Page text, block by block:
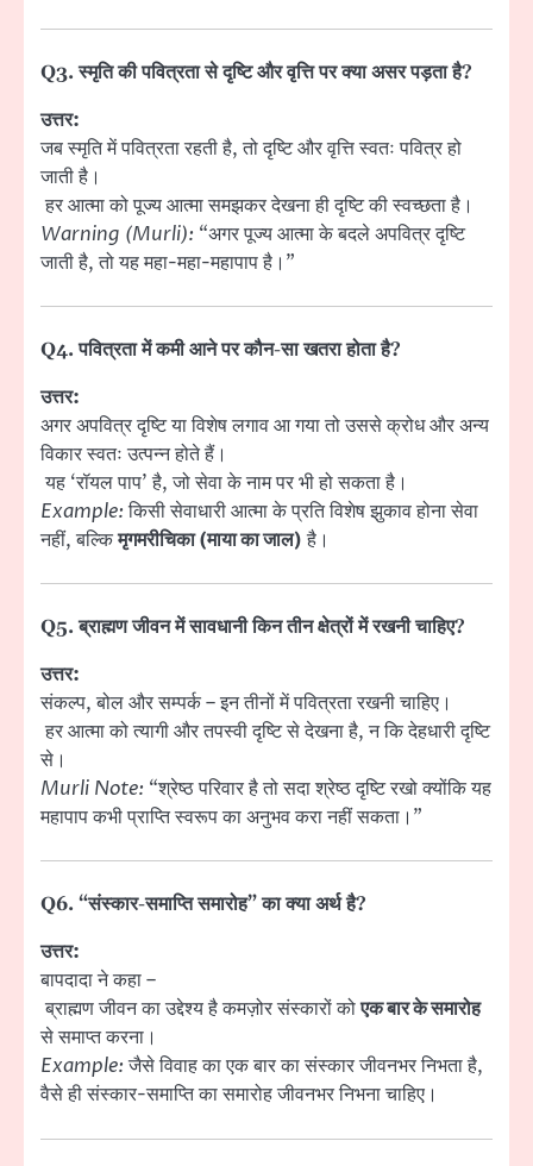
Q3. स्मृति की पवित्रता से दृष्टि और वृत्ति पर क्या असर पड़ता है?
उत्तर:
जब स्मृति में पवित्रता रहती है, तो दृष्टि और वृत्ति स्वतः पवित्र हो
जाती है।
हर आत्मा को पूज्य आत्मा समझकर देखना ही दृष्टि की स्वच्छता है।
Warning (Murli): “अगर पूज्य आत्मा के बदले अपवित्र दृष्टि
जाती है, तो यह महा-महा-महापाप है।”
Q4. पवित्रता में कमी आने पर कौन-सा खतरा होता है?
उत्तर:
अगर अपवित्र दृष्टि या विशेष लगाव आ गया तो उससे क्रोध और अन्य
विकार स्वतः उत्पन्न होते हैं।
यह ‘रॉयल पाप’ है, जो सेवा के नाम पर भी हो सकता है।
Example:किसी सेवाधारी आत्मा के प्रति विशेष झुकाव होना सेवा
नहीं, बल्किमृगमरीचिका (माया का जाल)है।
Q5. ब्राह्मण जीवन मेंसावधानीकिन तीन क्षेत्रों में रखनी चाहिए?
उत्तर:
संकल्प, बोल और सम्पर्क – इन तीनों में पवित्रता रखनी चाहिए।
हर आत्मा को त्यागी और तपस्वी दृष्टि से देखना है, न कि देहधारी दृष्टि
से।
Murli Note: “श्रेष्ठ परिवार है तो सदा श्रेष्ठ दृष्टि रखो क्योंकि यह
महापाप कभी प्राप्ति स्वरूप का अनुभव करा नहीं सकता।”
Q6. “संस्कार-समाप्ति समारोह” का क्या अर्थ है?
उत्तर:
बापदादा ने कहा –
ब्राह्मण जीवन का उद्देश्य है कमज़ोर संस्कारों कोएक बार के समारोह
से समाप्त करना।
Example:जैसे विवाह का एक बार का संस्कार जीवनभर निभता है,
वैसे ही संस्कार-समाप्ति का समारोह जीवनभर निभना चाहिए।